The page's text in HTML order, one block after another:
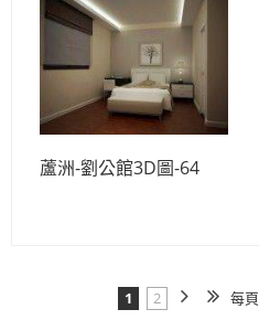
蘆洲-劉公館3D圖-64
1 2 每頁